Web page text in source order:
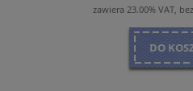
zawiera 23.00% VAT,
DO